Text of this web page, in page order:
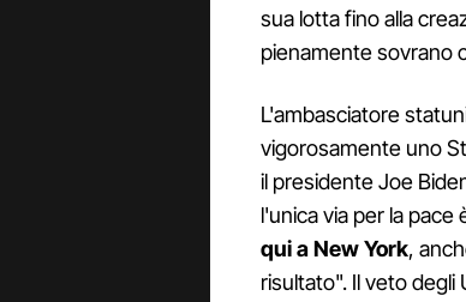
sua lotta fino alla
pienamente sovrano
L'ambasciatore
vigorosamente uno
il presidente Joe
l'unica via per la pace
qui a New York,
risultato". Il veto degli